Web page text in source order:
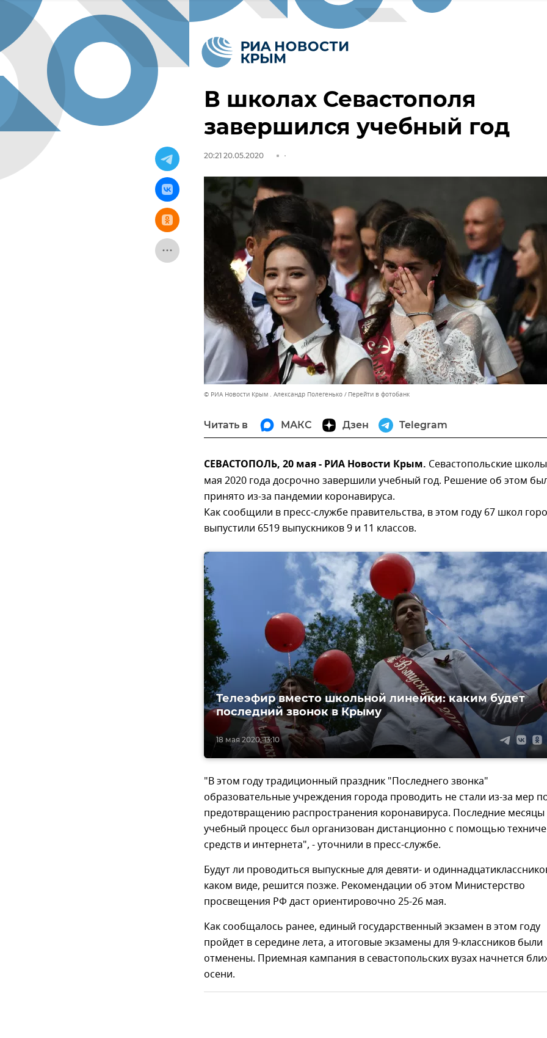
В школах Севастополя
завершился учебный год
20:21 20.05.2020
© РИА Новости Крым . Александр Полегенько Перейти в фотобанк
Читать в МАКС Дзен Telegram
СЕВАСТОПОЛЬ, 20 мая - РИА Новости Крым. Севастопольские
мая 2020 года досрочно завершили учебный год. Решение об этом
принято из-за пандемии коронавируса.
Как сообщили в пресс-службе правительства, в этом году 67 школ
выпустили 6519 выпускников 9 и 11 классов.
18 мая 2020, 13:10
Телеэфир вместо школьной линейки: каким будет
последний звонок в Крыму
"В этом году традиционный праздник "Последнего звонка"
образовательные учреждения города проводить не стали из-за мер
предотвращению распространения коронавируса. Последние месяцы
учебный процесс был организован дистанционно с помощью
средств и интернета", - уточнили в пресс-службе.
Будут ли проводиться выпускные для девяти- и
каком виде, решится позже. Рекомендации об этом Министерство
просвещения РФ даст ориентировочно 25-26 мая.
Как сообщалось ранее, единый государственный экзамен в этом году
пройдет в середине лета, а итоговые экзамены для 9-классников были
отменены. Приемная кампания в севастопольских вузах начнется
осени.